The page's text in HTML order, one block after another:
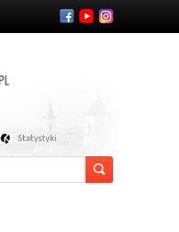
Statystyki